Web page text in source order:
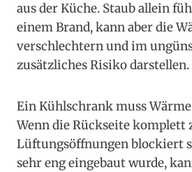
aus der Küche. Staub allein
einem Brand, kann aber die
verschlechtern und im
zusätzliches Risiko darstellen.
Ein Kühlschrank muss
Wenn die Rückseite komplett
Lüftungsöffnungen blockiert
sehr eng eingebaut wurde,